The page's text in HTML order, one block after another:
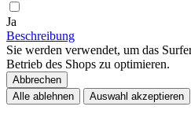
Ja
Beschreibung
Sie werden verwendet, um das
Betrieb des Shops zu optimieren.
Abbrechen
Alle ablehnen
Auswahl akzeptieren